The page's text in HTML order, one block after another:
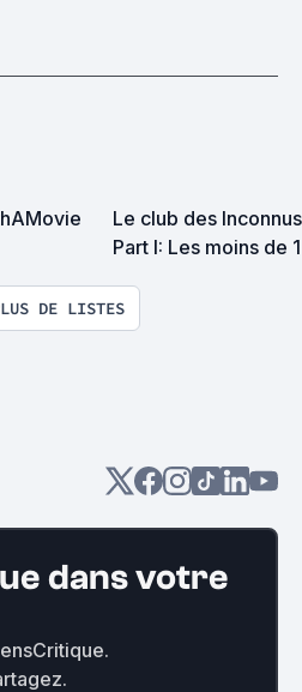
Le club des
Part I: Les moins de
DE LISTES
dans votre